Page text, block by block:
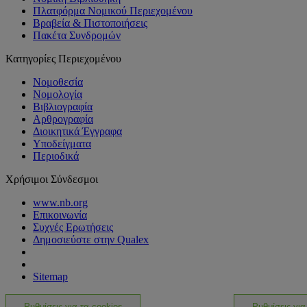
Πλατφόρμα Νομικού Περιεχομένου
Βραβεία & Πιστοποιήσεις
Πακέτα Συνδρομών
Κατηγορίες Περιεχομένου
Νομοθεσία
Νομολογία
Βιβλιογραφία
Αρθρογραφία
Διοικητικά Έγγραφα
Υποδείγματα
Περιοδικά
Χρήσιμοι Σύνδεσμοι
www.nb.org
Επικοινωνία
Συχνές Ερωτήσεις
Δημοσιεύστε στην Qualex
Sitemap